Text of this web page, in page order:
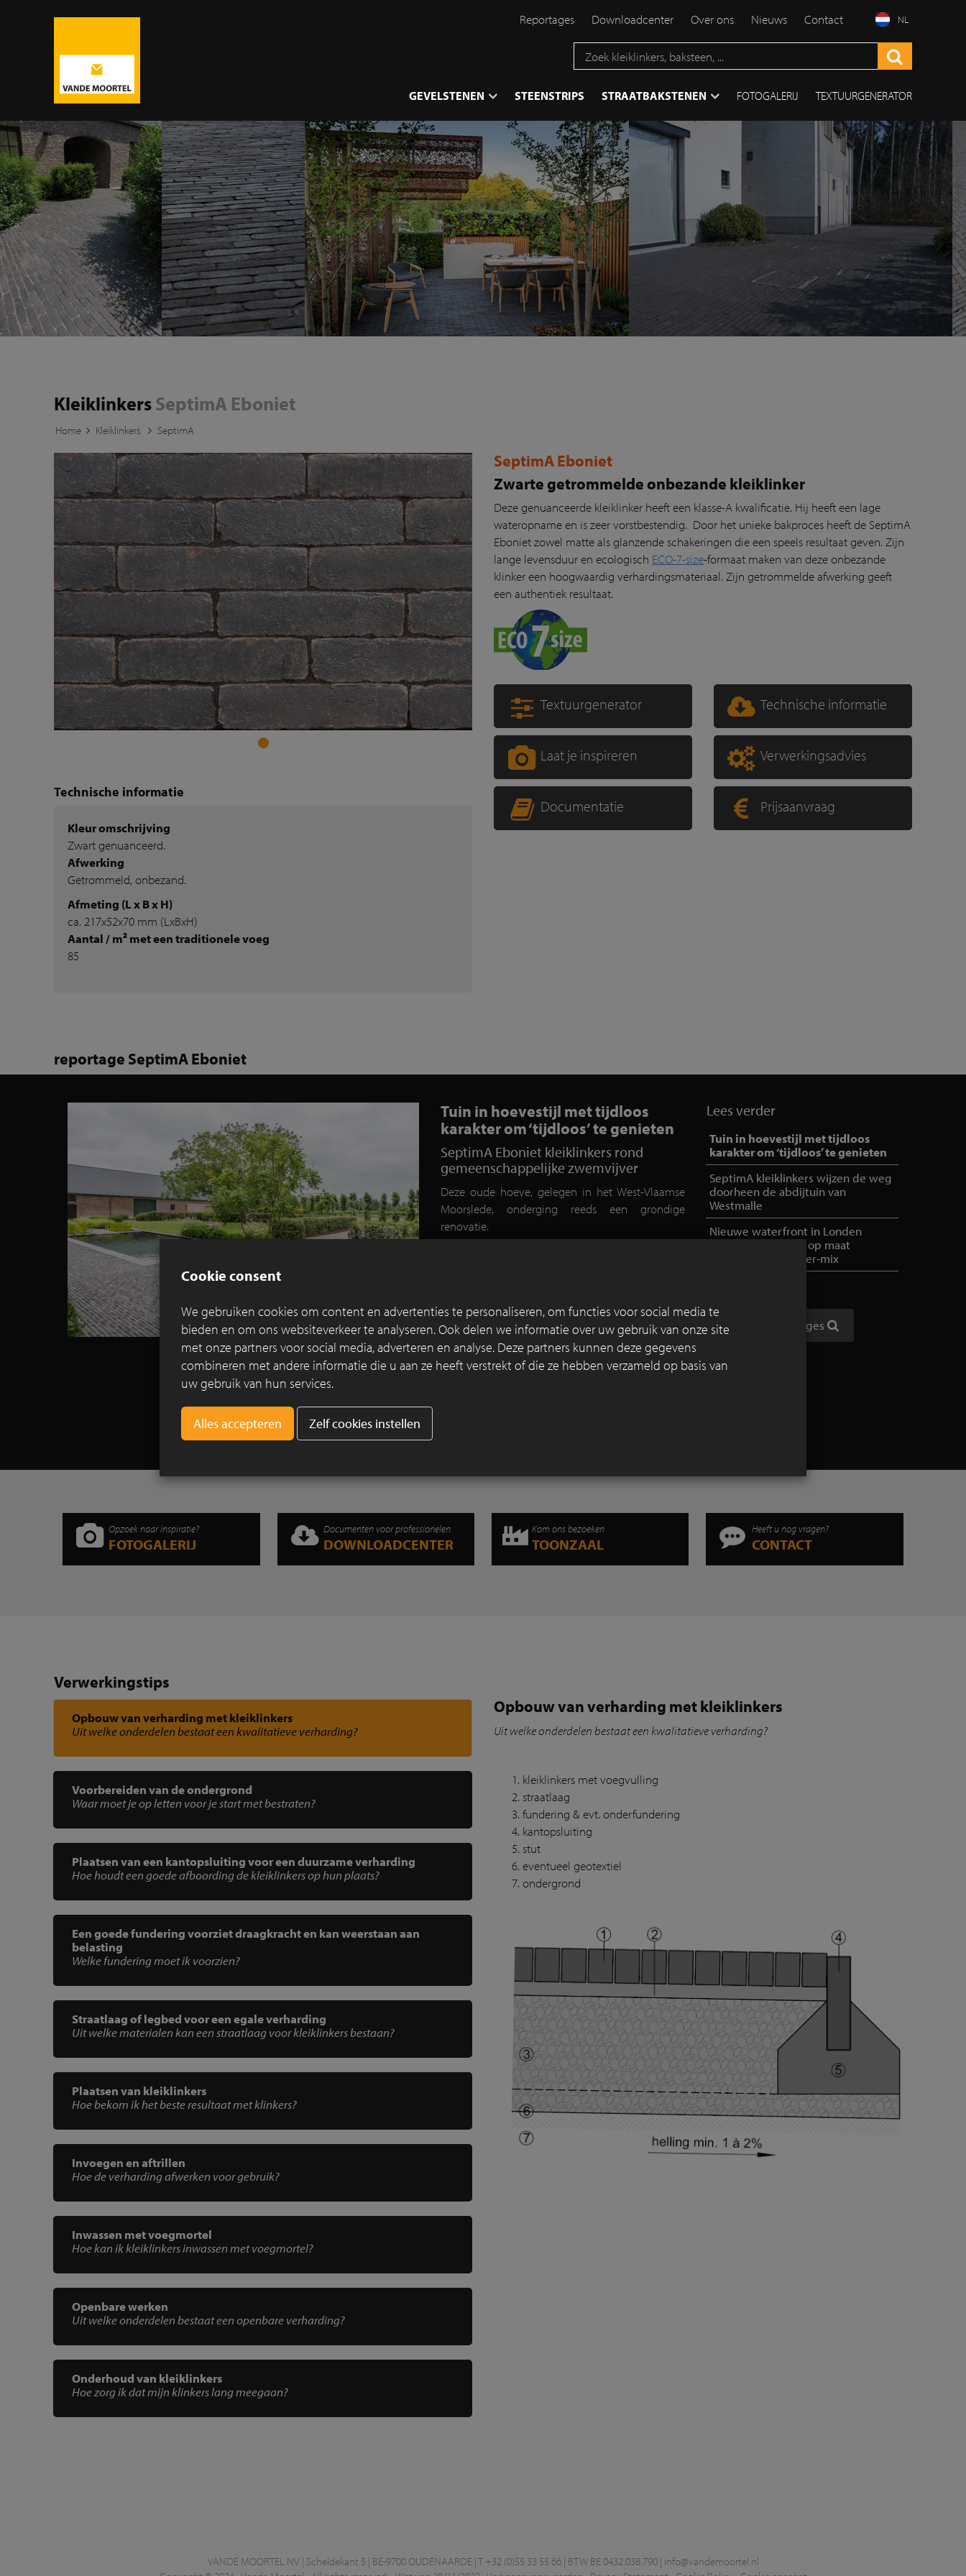
Reportages Downloadcenter Over ons Nieuws Contact NL
GEVELSTENEN STEENSTRIPS STRAATBAKSTENEN FOTOGALERIJ TEXTUURGENERATOR
KleiklinkersSeptimA Eboniet
Home Kleiklinkers SeptimA
Technische informatie
Kleur omschrijving
Zwart genuanceerd.
Afwerking
Getrommeld, onbezand.
Afmeting (L x B x H)
ca. 217x52x70 mm (LxBxH)
Aantal / m² met een traditionele voeg
85
SeptimA Eboniet
Zwarte getrommelde onbezande kleiklinker
Deze genuanceerde kleiklinker heeft een klasse-A kwalificatie. Hij heeft een lage
wateropname en is zeer vorstbestendig. Door het unieke bakproces heeft de SeptimA
Eboniet zowel matte als glanzende schakeringen die een speels resultaat geven. Zijn
lange levensduur en ecologisch ECO-7-size-formaat maken van deze onbezande
klinker een hoogwaardig verhardingsmateriaal. Zijn getrommelde afwerking geeft
een authentiek resultaat.
Textuurgenerator Technische informatie
Laat je inspireren Verwerkingsadvies
Documentatie Prijsaanvraag
reportage SeptimA Eboniet
Tuin in hoevestijl met tijdloos
karakter om ‘tijdloos’ te genieten
SeptimA Eboniet kleiklinkers rond
gemeenschappelijke zwemvijver
Deze oude hoeve, gelegen in het West-Vlaamse
Moorslede, onderging reeds een grondige
renovatie.
Naast de gezinswoning is er tevens een
om een natuurlijke zwemvijver aan te leggen die
zou aansluiten bij het landelijke en tijdloze
karakter van de hoeve.
Lees verder
Tuin in hoevestijl met tijdloos
karakter om ‘tijdloos’ te genieten
SeptimA kleiklinkers wijzen de weg
doorheen de abdijtuin van
Westmalle
Nieuwe waterfront in Londen
maakt gebruik van op maat
gemaakte kleiklinker-mix
Toon alle reportages
Opzoek naar inspiratie?
FOTOGALERIJ
Documenten voor professionelen
DOWNLOADCENTER
Kom ons bezoeken
TOONZAAL
Heeft u nog vragen?
CONTACT
Verwerkingstips
Opbouw van verharding met kleiklinkers
Uit welke onderdelen bestaat een kwalitatieve verharding?
Voorbereiden van de ondergrond
Waar moet je op letten voor je start met bestraten?
Plaatsen van een kantopsluiting voor een duurzame verharding
Hoe houdt een goede afboording de kleiklinkers op hun plaats?
Een goede fundering voorziet draagkracht en kan weerstaan aan
belasting
Welke fundering moet ik voorzien?
Straatlaag of legbed voor een egale verharding
Uit welke materialen kan een straatlaag voor kleiklinkers bestaan?
Plaatsen van kleiklinkers
Hoe bekom ik het beste resultaat met klinkers?
Invoegen en aftrillen
Hoe de verharding afwerken voor gebruik?
Inwassen met voegmortel
Hoe kan ik kleiklinkers inwassen met voegmortel?
Openbare werken
Uit welke onderdelen bestaat een openbare verharding?
Onderhoud van kleiklinkers
Hoe zorg ik dat mijn klinkers lang meegaan?
Opbouw van verharding met kleiklinkers
Uit welke onderdelen bestaat een kwalitatieve verharding?
kleiklinkers met voegvulling
straatlaag
fundering & evt. onderfundering
kantopsluiting
stut
eventueel geotextiel
ondergrond
VANDE MOORTEL NV | Scheldekant 5 | BE-9700 OUDENAARDE | T +32 (0)55 33 55 66 | BTW BE 0432.038.790 | info@vandemoortel.nl
Cookie consent
We gebruiken cookies om content en advertenties te personaliseren, om functies voor social media te
bieden en om ons websiteverkeer te analyseren. Ook delen we informatie over uw gebruik van onze site
met onze partners voor social media, adverteren en analyse. Deze partners kunnen deze gegevens
combineren met andere informatie die u aan ze heeft verstrekt of die ze hebben verzameld op basis van
uw gebruik van hun services.
Zelf cookies instellen